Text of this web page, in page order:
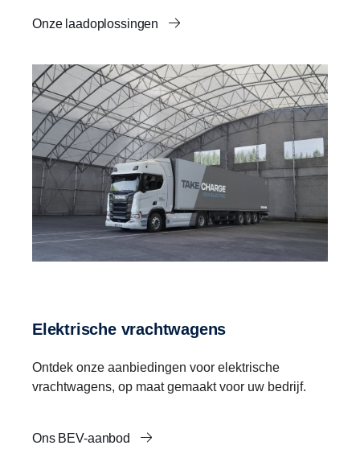
Onze laadoplossingen
Elektrische vrachtwagens
Ontdek onze aanbiedingen voor elektrische
vrachtwagens, op maat gemaakt voor uw bedrijf.
Ons BEV-aanbod